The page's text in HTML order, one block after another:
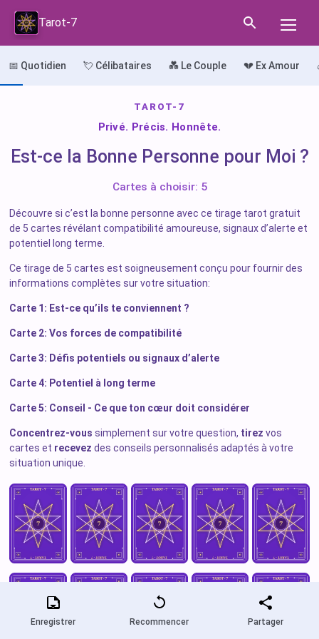
Tarot-7
📅 Quotidien 💘 Célibataires 💑 Le Couple 💔 Ex Amour
Enregistrer Recommencer Partager
TAROT-7
Privé. Précis. Honnête.
Est-ce la Bonne Personne pour Moi ?
Cartes à choisir: 5
Découvre si c’est la bonne personne avec ce tirage tarot gratuit
de 5 cartes révélant compatibilité amoureuse, signaux d’alerte et
potentiel long terme.
Ce tirage de 5 cartes est soigneusement conçu pour fournir des
informations complètes sur votre situation:
Carte 1: Est-ce qu’ils te conviennent ?
Carte 2: Vos forces de compatibilité
Carte 3: Défis potentiels ou signaux d’alerte
Carte 4: Potentiel à long terme
Carte 5: Conseil - Ce que ton cœur doit considérer
Concentrez-vous simplement sur votre question, tirez vos
cartes et recevez des conseils personnalisés adaptés à votre
situation unique.